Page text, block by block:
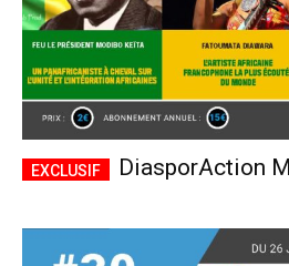
DiasporAction